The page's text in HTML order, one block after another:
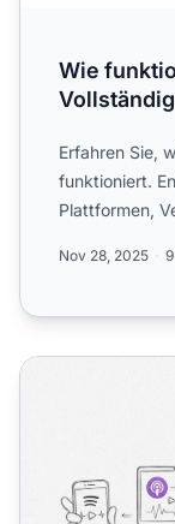
Wie
Erfahren Sie,
funktioniert.
Plattformen,
Nov 28, 2025
Wie höre ich